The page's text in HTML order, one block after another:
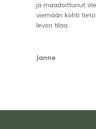
ja maadoittunut
viemään kohti
levon tilaa.
Janne